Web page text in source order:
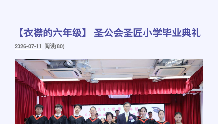
【衣襟的六年级】 圣公会圣匠小学毕业典礼
发
于
2026-07-11 阅读(80)